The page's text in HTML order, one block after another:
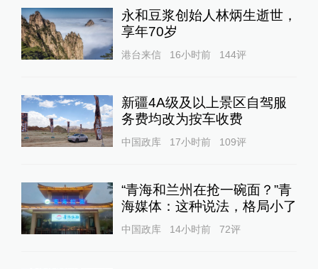
永和豆浆创始人林炳生逝世，
享年70岁
港台来信 16小时前 144评
新疆4A级及以上景区自驾服
务费均改为按车收费
中国政库 17小时前 109评
“青海和兰州在抢一碗面？”青
海媒体：这种说法，格局小了
中国政库 14小时前 72评